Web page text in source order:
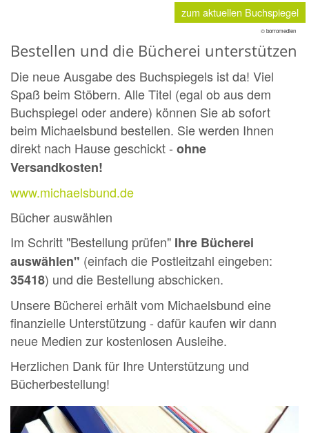
zum aktuellen Buchspiegel
© borromedien
Bestellen und die Bücherei unterstützen
Die neue Ausgabe des Buchspiegels ist da! Viel
Spaß beim Stöbern. Alle Titel (egal ob aus dem
Buchspiegel oder andere) können Sie ab sofort
beim Michaelsbund bestellen. Sie werden Ihnen
direkt nach Hause geschickt - ohne
Versandkosten!
www.michaelsbund.de
Bücher auswählen
Im Schritt "Bestellung prüfen" Ihre Bücherei
auswählen" (einfach die Postleitzahl eingeben:
35418) und die Bestellung abschicken.
Unsere Bücherei erhält vom Michaelsbund eine
finanzielle Unterstützung - dafür kaufen wir dann
neue Medien zur kostenlosen Ausleihe.
Herzlichen Dank für Ihre Unterstützung und
Bücherbestellung!